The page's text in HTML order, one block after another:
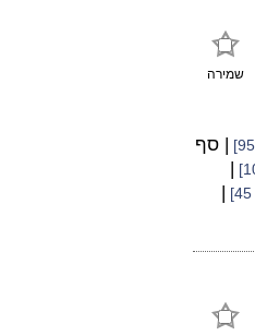
שמירה
| סף
|
|